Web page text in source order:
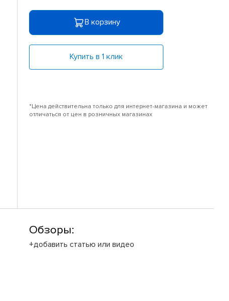
В корзину
Купить в 1 клик
*Цена действительна только для интернет-магазина и может
отличаться от цен в розничных магазинах
Обзоры:
+добавить статью или видео